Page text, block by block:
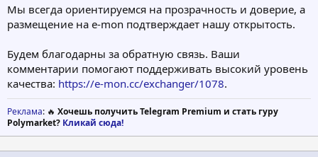
Мы всегда ориентируемся на прозрачность и доверие, а
размещение на e-mon подтверждает нашу открытость.
Будем благодарны за обратную связь. Ваши
комментарии помогают поддерживать высокий уровень
качества: https://e-mon.cc/exchanger/1078.
Реклама: 🔥 Хочешь получить Telegram Premium и стать гуру
Polymarket? Кликай сюда!